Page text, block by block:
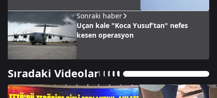
Sonraki haber
Uçan kale "Koca Yusuf’tan" nefes
kesen operasyon
Sıradaki Videolar